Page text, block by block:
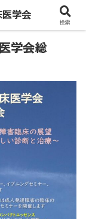
学会総
医学会
検索